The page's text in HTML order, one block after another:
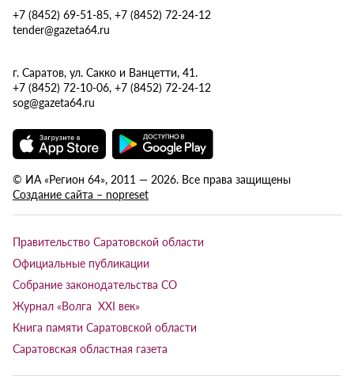
+7 (8452) 69-51-85, +7 (8452) 72-24-12
tender@gazeta64.ru
г. Саратов, ул. Сакко и Ванцетти, 41.
+7 (8452) 72-10-06, +7 (8452) 72-24-12
sog@gazeta64.ru
© ИА «Регион 64», 2011 — 2026. Все права защищены
Создание сайта – nopreset
Правительство Саратовской области
Официальные публикации
Собрание законодательства СО
Журнал «Волга XXI век»
Книга памяти Саратовской области
Саратовская областная газета